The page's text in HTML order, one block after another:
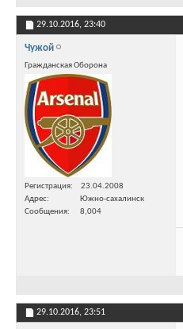
29.10.2016, 23:40
Чужой
Гражданская Оборона
Регистрация
23.04.2008
Адрес
Южно-сахалинск
Сообщения
8,004
29.10.2016, 23:51